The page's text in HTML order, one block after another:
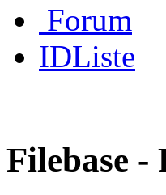
Forum
IDListe
Filebase -